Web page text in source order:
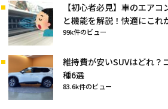
【初心者必見】車のエア
と機能を解説！快適にこれ
99k件のビュー
維持費が安いSUVはどれ？
種6選
83.6k件のビュー